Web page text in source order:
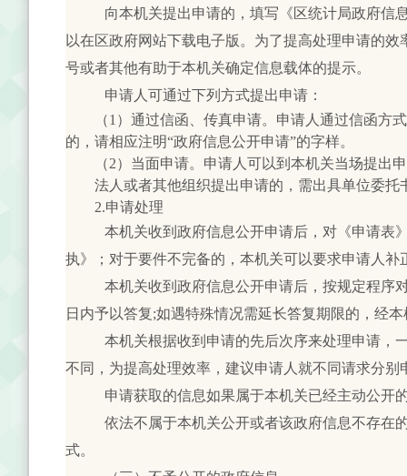
向本机关提出申请的，填写《区统计局政府信
以在区政府网站下载电子版。为了提高处理申请的
号或者其他有助于本机关确定信息载体的提示。
申请人可通过下列方式提出申请：
（1）通过信函、传真申请。申请人通过信函方式
的，请相应注明“政府信息公开申请”的字样。
（2）当面申请。申请人可以到本机关当场提出
法人或者其他组织提出申请的，需出具单位委托
2.申请处理
本机关收到政府信息公开申请后，对《申请表
执》；对于要件不完备的，本机关可以要求申请人补
本机关收到政府信息公开申请后，按规定程序
日内予以答复;如遇特殊情况需延长答复期限的，经
本机关根据收到申请的先后次序来处理申请，
不同，为提高处理效率，建议申请人就不同请求分别
申请获取的信息如果属于本机关已经主动公开
依法不属于本机关公开或者该政府信息不存在
式。